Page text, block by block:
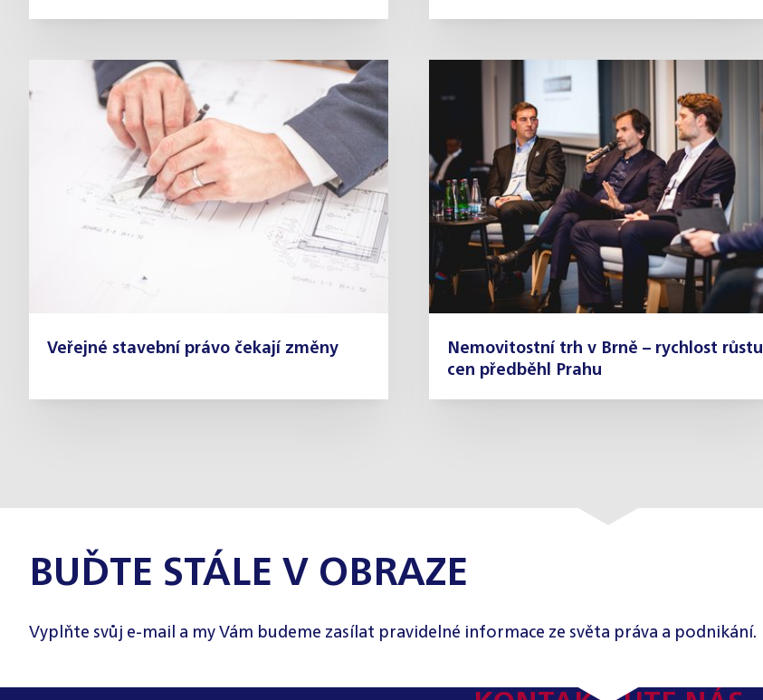
Veřejné stavební právo čekají změny
Nemovitostní trh v Brně – rychlost růstu
cen předběhl Prahu
BUĎTE STÁLE V OBRAZE
Vyplňte svůj e-mail a my Vám budeme zasílat pravidelné informace ze světa práva a podnikání.